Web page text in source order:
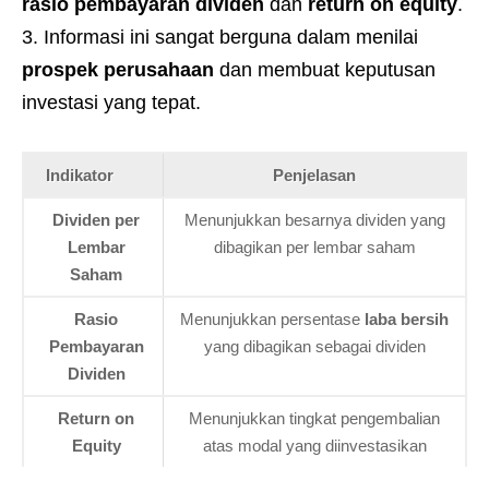
rasio pembayaran dividen dan return on equity.
Informasi ini sangat berguna dalam menilai
prospek perusahaan dan membuat keputusan
investasi yang tepat.
Indikator Penjelasan
Dividen per
Lembar
Saham
Menunjukkan besarnya dividen yang
dibagikan per lembar saham
Rasio
Pembayaran
Dividen
Menunjukkan persentase laba bersih
yang dibagikan sebagai dividen
Return on
Equity
Menunjukkan tingkat pengembalian
atas modal yang diinvestasikan